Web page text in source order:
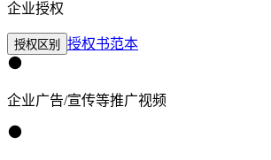
企业授权
授权区别 授权书范本
企业广告/宣传等推广视频